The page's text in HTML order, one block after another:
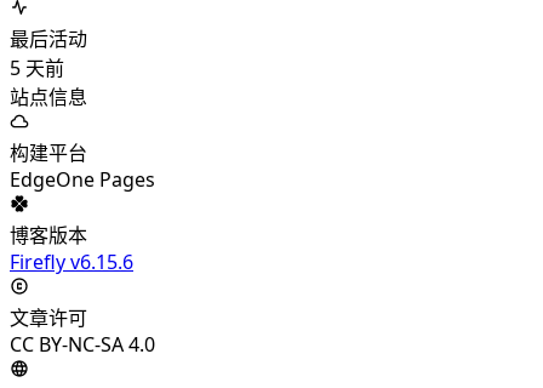
最后活动
5 天前
站点信息
构建平台
EdgeOne Pages
博客版本
Firefly v6.15.6
文章许可
CC BY-NC-SA 4.0